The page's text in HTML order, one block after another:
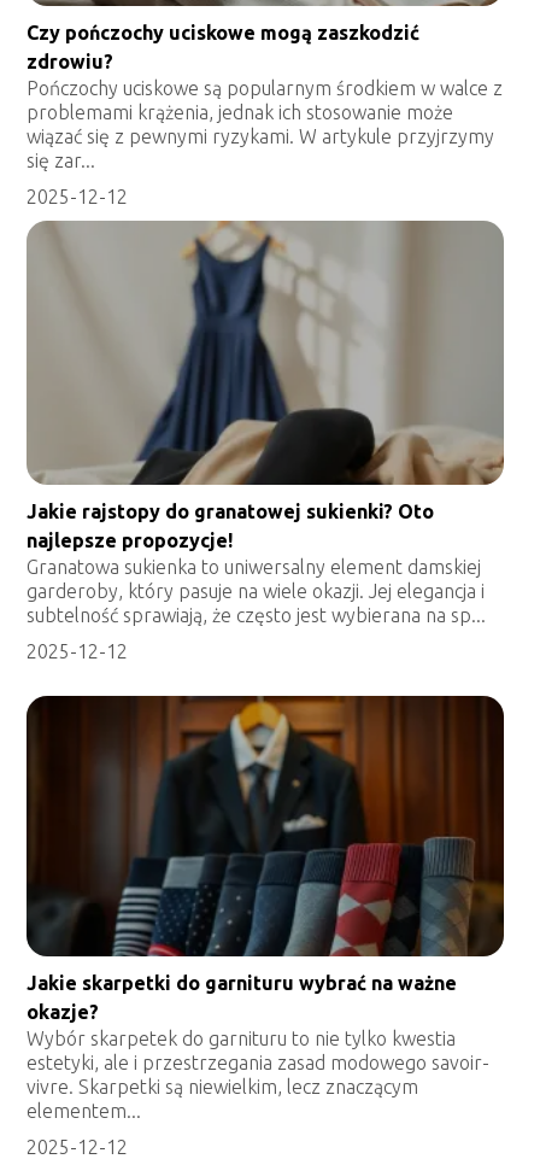
Czy pończochy uciskowe mogą zaszkodzić
zdrowiu?
Pończochy uciskowe są popularnym środkiem w walce z
problemami krążenia, jednak ich stosowanie może
wiązać się z pewnymi ryzykami. W artykule przyjrzymy
się zar...
2025-12-12
Jakie rajstopy do granatowej sukienki? Oto
najlepsze propozycje!
Granatowa sukienka to uniwersalny element damskiej
garderoby, który pasuje na wiele okazji. Jej elegancja i
subtelność sprawiają, że często jest wybierana na sp...
2025-12-12
Jakie skarpetki do garnituru wybrać na ważne
okazje?
Wybór skarpetek do garnituru to nie tylko kwestia
estetyki, ale i przestrzegania zasad modowego savoir-
vivre. Skarpetki są niewielkim, lecz znaczącym
elementem...
2025-12-12